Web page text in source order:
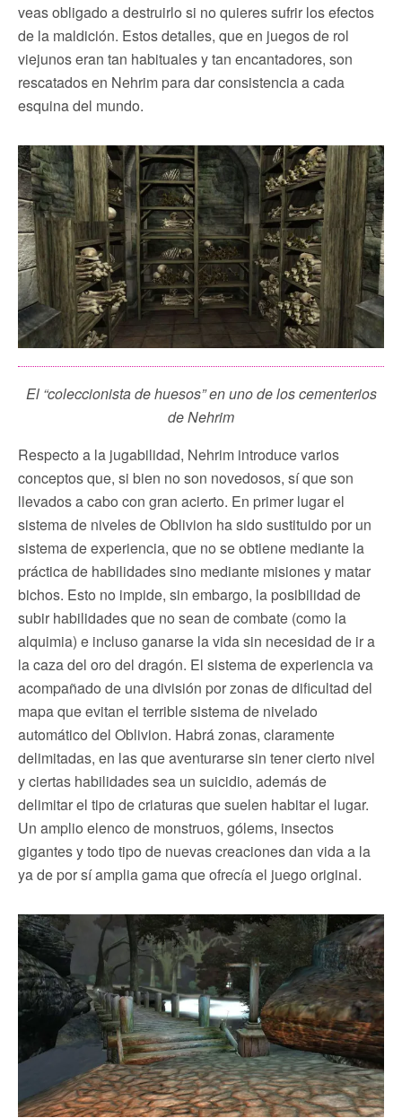
veas obligado a destruirlo si no quieres sufrir los efectos
de la maldición. Estos detalles, que en juegos de rol
viejunos eran tan habituales y tan encantadores, son
rescatados en Nehrim para dar consistencia a cada
esquina del mundo.
El “coleccionista de huesos” en uno de los cementerios
de Nehrim
Respecto a la jugabilidad, Nehrim introduce varios
conceptos que, si bien no son novedosos, sí que son
llevados a cabo con gran acierto. En primer lugar el
sistema de niveles de Oblivion ha sido sustituido por un
sistema de experiencia, que no se obtiene mediante la
práctica de habilidades sino mediante misiones y matar
bichos. Esto no impide, sin embargo, la posibilidad de
subir habilidades que no sean de combate (como la
alquimia) e incluso ganarse la vida sin necesidad de ir a
la caza del oro del dragón. El sistema de experiencia va
acompañado de una división por zonas de dificultad del
mapa que evitan el terrible sistema de nivelado
automático del Oblivion. Habrá zonas, claramente
delimitadas, en las que aventurarse sin tener cierto nivel
y ciertas habilidades sea un suicidio, además de
delimitar el tipo de criaturas que suelen habitar el lugar.
Un amplio elenco de monstruos, gólems, insectos
gigantes y todo tipo de nuevas creaciones dan vida a la
ya de por sí amplia gama que ofrecía el juego original.